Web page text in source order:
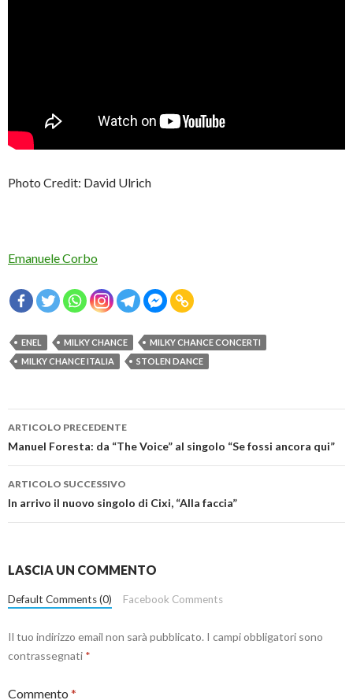
Photo Credit: David Ulrich
Emanuele Corbo
ENEL MILKY CHANCE
MILKY CHANCE CONCERTI
MILKY CHANCE ITALIA
STOLEN DANCE
Navigazione
articolo
ARTICOLO PRECEDENTE
Manuel Foresta: da “The Voice” al singolo “Se fossi ancora qui”
ARTICOLO SUCCESSIVO
In arrivo il nuovo singolo di Cixi, “Alla faccia”
LASCIA UN COMMENTO
Default Comments (0) Facebook Comments
Il tuo indirizzo email non sarà pubblicato. I campi obbligatori sono
contrassegnati *
Commento *